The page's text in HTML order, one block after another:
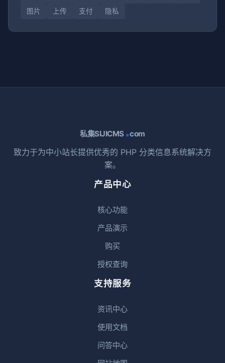
图片
上传 支付 隐私
私集SIJICMS .com
致力于为中小站长提供优秀的 PHP 分类信息系统解决方
案。
产品中心
核心功能
产品演示
购买
授权查询
支持服务
资讯中心
使用文档
问答中心